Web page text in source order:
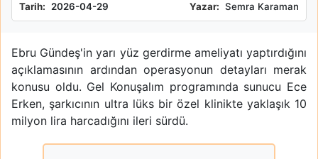
Tarih: 2026-04-29 Yazar: Semra Karaman
Ebru Gündeş'in yarı yüz gerdirme ameliyatı yaptırdığını
açıklamasının ardından operasyonun detayları merak
konusu oldu. Gel Konuşalım programında sunucu Ece
Erken, şarkıcının ultra lüks bir özel klinikte yaklaşık 10
milyon lira harcadığını ileri sürdü.